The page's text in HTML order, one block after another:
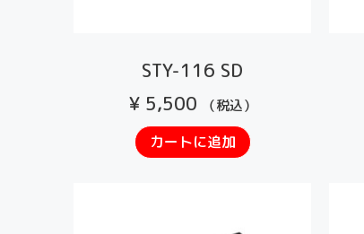
STY-116 SD
¥5,500 （税込）
カートに追加